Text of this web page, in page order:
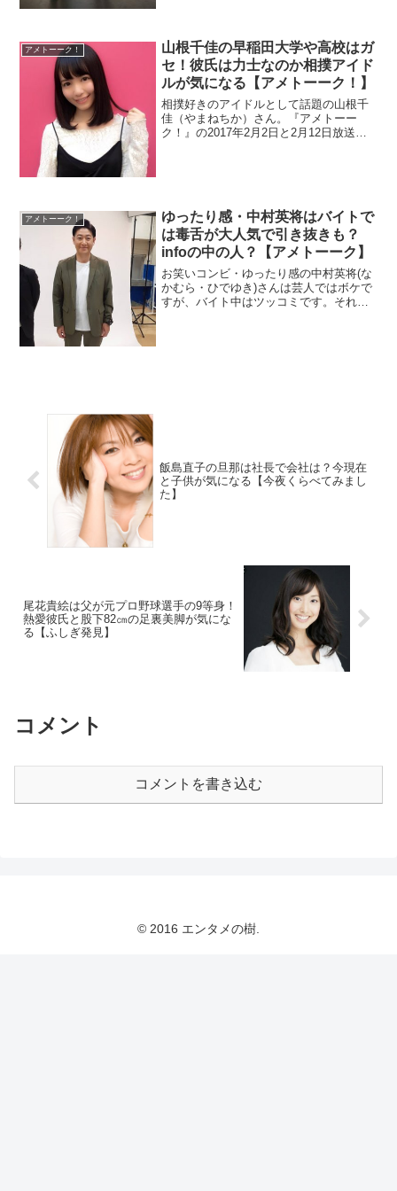
アメトーーク！
山根千佳の早稲田大学や高校はガ
セ！彼氏は力士なのか相撲アイド
ルが気になる【アメトーーク！】
相撲好きのアイドルとして話題の山根千
佳（やまねちか）さん。『アメトーー
ク！』の2017年2月2日と2月12日放送分
アメトーーク！
ゆったり感・中村英将はバイトで
は毒舌が大人気で引き抜きも？
infoの中の人？【アメトーーク】
お笑いコンビ・ゆったり感の中村英将(な
かむら・ひでゆき)さんは芸人ではボケで
すが、バイト中はツッコミです。それが
飯島直子の旦那は社長で会社は？今現在
と子供が気になる【今夜くらべてみまし
た】
尾花貴絵は父が元プロ野球選手の9等身！
熱愛彼氏と股下82㎝の足裏美脚が気にな
る【ふしぎ発見】
コメント
コメントを書き込む
© 2016 エンタメの樹.